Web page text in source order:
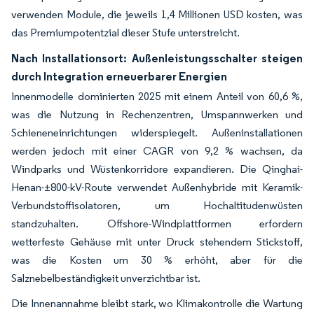
verwenden Module, die jeweils 1,4 Millionen USD kosten, was
das Premiumpotentzial dieser Stufe unterstreicht.
Nach Installationsort: Außenleistungsschalter steigen
durch Integration erneuerbarer Energien
Innenmodelle dominierten 2025 mit einem Anteil von 60,6 %,
was die Nutzung in Rechenzentren, Umspannwerken und
Schieneneinrichtungen widerspiegelt. Außeninstallationen
werden jedoch mit einer CAGR von 9,2 % wachsen, da
Windparks und Wüstenkorridore expandieren. Die Qinghai-
Henan-±800-kV-Route verwendet Außenhybride mit Keramik-
Verbundstoffisolatoren, um Hochaltitudenwüsten
standzuhalten. Offshore-Windplattformen erfordern
wetterfeste Gehäuse mit unter Druck stehendem Stickstoff,
was die Kosten um 30 % erhöht, aber für die
Salznebelbeständigkeit unverzichtbar ist.
Die Innenannahme bleibt stark, wo Klimakontrolle die Wartung